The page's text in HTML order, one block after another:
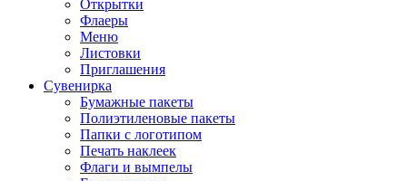
Открытки
Флаеры
Меню
Листовки
Приглашения
Сувенирка
Бумажные пакеты
Полиэтиленовые пакеты
Папки с логотипом
Печать наклеек
Флаги и вымпелы